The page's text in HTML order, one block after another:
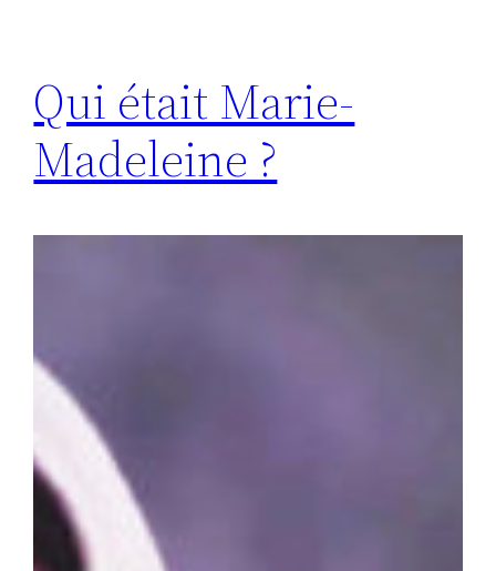
Qui était Marie-
Madeleine ?